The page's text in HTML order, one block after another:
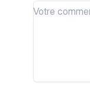
Votre
Votre